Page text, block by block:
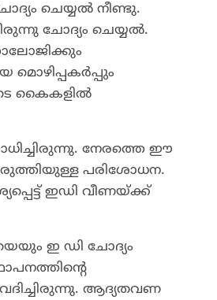
ചെയ്യൽ നീണ്ടു.
ചോദ്യം ചെയ്യൽ.
കൈകളിൽ
നേരത്തെ ഈ
പരിശോധന.
ഇഡി വീണയ്ക്ക്
ഇ ഡി ചോദ്യം
ആദ്യതവണ